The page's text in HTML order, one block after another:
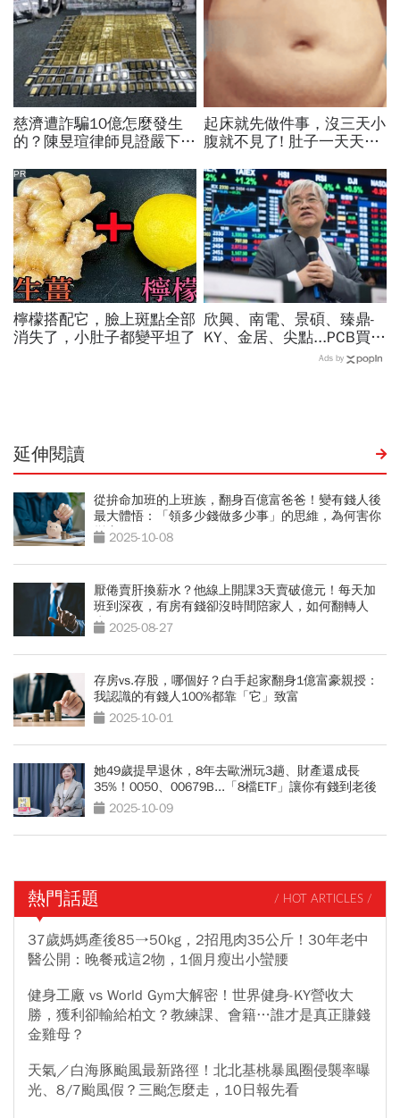
慈濟遭詐騙10億怎麼發生
的？陳昱瑄律師見證嚴下跪
金，洗錢手法曝光…慈濟回
應了
起床就先做件事，沒三天小
腹就不見了! 肚子一天天變
檸檬搭配它，臉上斑點全部
消失了，小肚子都變平坦了
PR
欣興、南電、景碩、臻鼎-
KY、金居、尖點...PCB買誰
最賺？杜金龍點名「這檔」
Ads by
延伸閱讀
從拚命加班的上班族，翻身百億富爸爸！變有錢人後
最大體悟：「領多少錢做多少事」的思維，為何害你
變窮？
2025-10-08
厭倦賣肝換薪水？他線上開課3天賣破億元！每天加
班到深夜，有房有錢卻沒時間陪家人，如何翻轉人
生？2025-08-27
存房vs.存股，哪個好？白手起家翻身1億富豪親授：
我認識的有錢人100%都靠「它」致富
2025-10-01
她49歲提早退休，8年去歐洲玩3趟、財產還成長
35%！0050、00679B...「8檔ETF」讓你有錢到老後
2025-10-09
熱門話題 / HOT ARTICLES /
37歲媽媽產後85→50kg，2招甩肉35公斤！30年老中
醫公開：晚餐戒這2物，1個月瘦出小蠻腰
健身工廠 vs World Gym大解密！世界健身-KY營收大
勝，獲利卻輸給柏文？教練課、會籍…誰才是真正賺錢
金雞母？
天氣／白海豚颱風最新路徑！北北基桃暴風圈侵襲率曝
光、8/7颱風假？三颱怎麼走，10日報先看